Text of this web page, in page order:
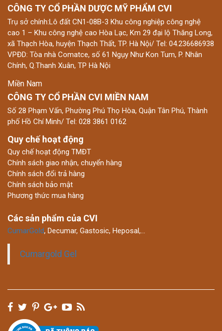
CÔNG TY CỔ PHẦN DƯỢC MỸ PHẨM CVI
Trụ sở chính:Lô đất CN1-08B-3 Khu công nghiệp công nghệ
cao 1 – Khu công nghệ cao Hòa Lạc, Km 29 đại lộ Thăng Long,
xã Thạch Hòa, huyện Thạch Thất, TP. Hà Nội/ Tel: 04.236686938
VPĐD: Tòa nhà Comatce, số 61 Ngụy Như Kon Tum, P. Nhân
Chính, Q.Thanh Xuân, TP Hà Nội
Miền Nam
CÔNG TY CỔ PHẦN CVI MIỀN NAM
Số 28 Phạm Vấn, Phường Phú Thọ Hòa, Quận Tân Phú, Thành
phố Hồ Chí Minh/ Tel: 028 3861 0162
Quy chế hoạt động
Quy chế hoạt động TMĐT
Chính sách giao nhận, chuyển hàng
Chính sách đổi trả hàng
Chính sách bảo mật
Phương thức mua hàng
Các sản phẩm của CVI
CumarGold, Decumar, Gastosic, Heposal,…
Cumargold Gel